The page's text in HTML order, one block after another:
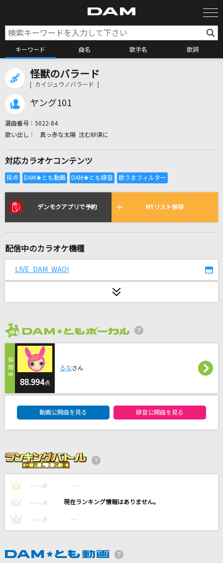
キーワード 曲名 歌手名 歌詞
カラオケ検索
全国りれき
リアルタイムで歌われている曲の一覧
春嵐
ゆりかごのある丘から
ポルノグラフィティ
だから僕は音楽を辞めた
[生音]黄色
back number
月光
鬼束ちひろ
[生音]越冬つばめ
Chessboard
怪獣のバラード
[ カイジュウノバラード ]
ヤング101
選曲番号： 5022-84
真っ赤な太陽 沈む砂漠に
対応カラオケコンテンツ
デンモクアプリで予約 MYリスト保存
配信中のカラオケ機種
LIVE DAM WAO!
88.994点
るなさん
動画公開曲を見る 録音公開曲を見る
1 ---- 点 ----
---- 点 ----
3 ---- 点 ----